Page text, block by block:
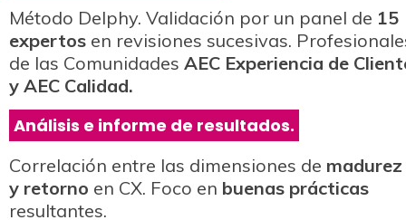
Método Delphy. Validación por un panel de 15
expertos en revisiones sucesivas.
de las Comunidades AEC Experiencia de
y AEC Calidad.
Análisis e informe de resultados.
Correlación entre las dimensiones de madurez
y retorno en CX. Foco en buenas prácticas
resultantes.